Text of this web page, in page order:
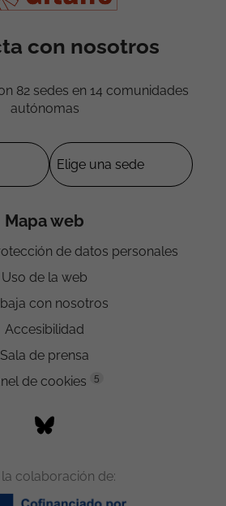
con nosotros
82 sedes en 14 comunidades
autónomas
Mapa web
de datos personales
Uso de la web
con nosotros
Accesibilidad
Sala de prensa
de cookies
5
la colaboración de: